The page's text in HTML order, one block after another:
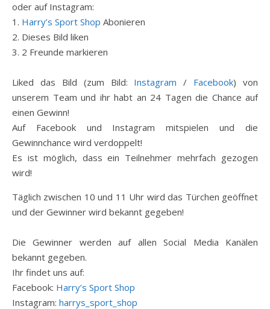
oder auf Instagram:
1. Harry’s Sport Shop Abonieren
2. Dieses Bild liken
3. 2 Freunde markieren
Liked das Bild (zum Bild: Instagram / Facebook) von
unserem Team und ihr habt an 24 Tagen die Chance auf
einen Gewinn!
Auf Facebook und Instagram mitspielen und die
Gewinnchance wird verdoppelt!
Es ist möglich, dass ein Teilnehmer mehrfach gezogen
wird!
Täglich zwischen 10 und 11 Uhr wird das Türchen geöffnet
und der Gewinner wird bekannt gegeben!
Die Gewinner werden auf allen Social Media Kanälen
bekannt gegeben.
Ihr findet uns auf:
Facebook: Harry’s Sport Shop
Instagram: harrys_sport_shop